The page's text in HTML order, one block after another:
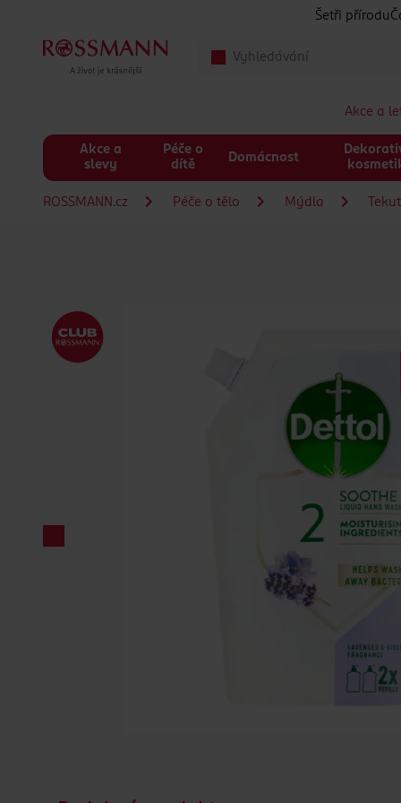
Šetři přírodu
Akce a
Akce a
slevy
Péče o
dítě
Domácnost
ROSSMANN.cz Péče o tělo Mýdla